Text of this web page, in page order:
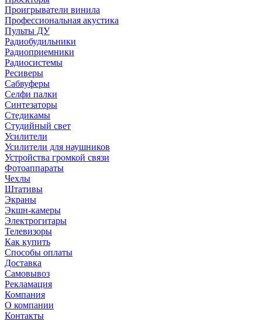
Проигрыватели винила
Профессиональная акустика
Пульты ДУ
Радиобудильники
Радиоприемники
Радиосистемы
Ресиверы
Сабвуферы
Селфи палки
Синтезаторы
Стедикамы
Студийный свет
Усилители
Усилители для наушников
Устройства громкой связи
Фотоаппараты
Чехлы
Штативы
Экраны
Экшн-камеры
Электрогитары
Телевизоры
Как купить
Способы оплаты
Доставка
Самовывоз
Рекламация
Компания
О компании
Контакты